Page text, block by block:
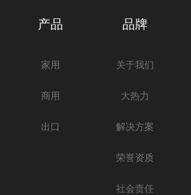
产品
家用
商用
出口
品牌
关于我们
大热力
解决方案
荣誉资质
社会责任